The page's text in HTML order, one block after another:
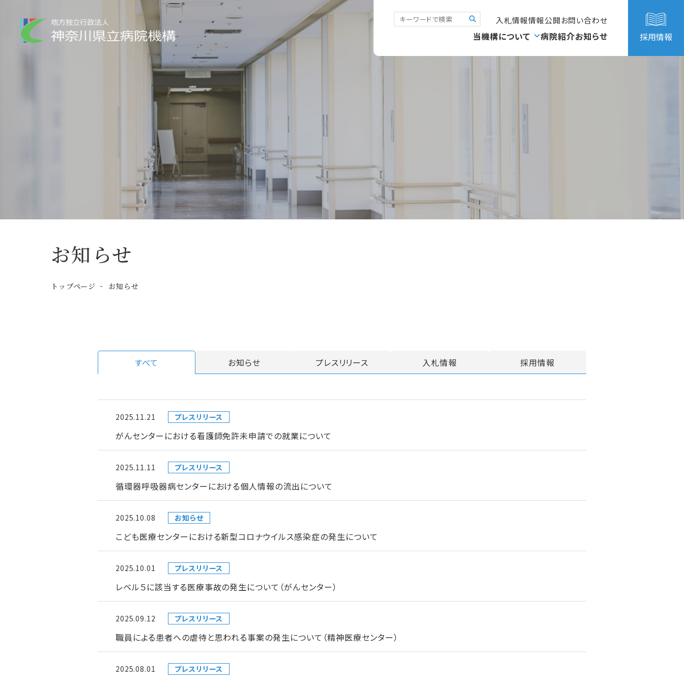
入札情報情報公開お問い合わせ
当機構について 病院紹介お知らせ 採用情報
お知らせ
トップページ お知らせ
すべて お知らせ プレスリリース 入札情報 採用情報
2025.11.21 プレスリリース
がんセンターにおける看護師免許未申請での就業について
2025.11.11 プレスリリース
循環器呼吸器病センターにおける個人情報の流出について
2025.10.08 お知らせ
こども医療センターにおける新型コロナウイルス感染症の発生について
2025.10.01 プレスリリース
レベル５に該当する医療事故の発生について（がんセンター）
2025.09.12 プレスリリース
職員による患者への虐待と思われる事案の発生について（精神医療センター）
2025.08.01 プレスリリース